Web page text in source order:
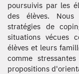
poursuivis par les
des élèves. Nous
stratégies de
situations vécues
élèves et leurs
comme
propositions